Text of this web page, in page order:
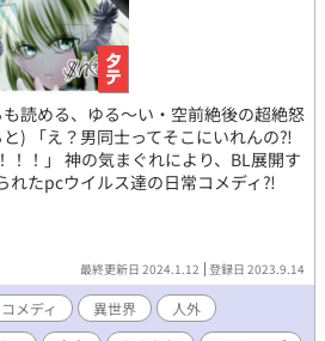
読める、ゆる〜い・空前絶後の超絶怒
) 「え？男同士ってそこにいれんの⁈
！！」 神の気まぐれにより、BL展開す
れたpcウイルス達の日常コメディ⁈
最終更新日 2024.1.12 登録日 2023.9.14
メディ 異世界
人外